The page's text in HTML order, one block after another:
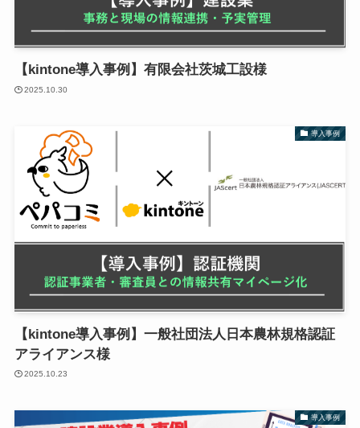
【kintone導入事例】有限会社茨城工設様
2025.10.30
導入事例
【kintone導入事例】一般社団法人日本農林規格認証
アライアンス様
2025.10.23
導入事例